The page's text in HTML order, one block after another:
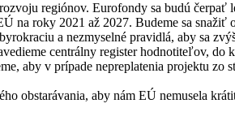
regiónov. Eurofondy sa budú čerpať
na roky 2021 až 2027. Budeme sa
a nezmyselné pravidlá, aby sa
centrálny register hodnotiteľov,
aby v prípade nepreplatenia projektu zo
obstarávania, aby nám EÚ nemusela